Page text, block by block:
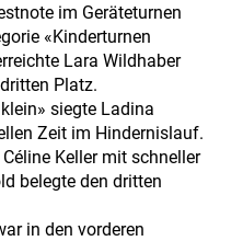
im Geräteturnen
«Kinderturnen
Lara Wildhaber
Platz.
siegte Ladina
Zeit im Hindernislauf.
Keller mit schneller
belegte den dritten
in den vorderen